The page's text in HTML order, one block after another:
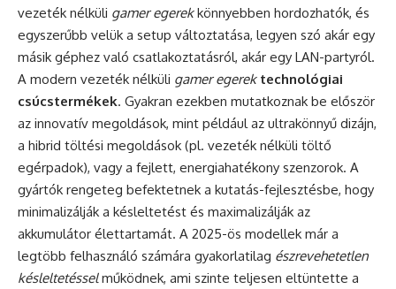
vezeték nélküli gamer egerekkönnyebben hordozhatók, és
egyszerűbb velük a setup változtatása, legyen szó akár egy
másik géphez való csatlakoztatásról, akár egy LAN-partyról.
A modern vezeték nélküli gamer egerek technológiai
csúcstermékek. Gyakran ezekben mutatkoznak be először
az innovatív megoldások, mint például az ultrakönnyű dizájn,
a hibrid töltési megoldások (pl. vezeték nélküli töltő
egérpadok), vagy a fejlett, energiahatékony szenzorok. A
gyártók rengeteg befektetnek a kutatás-fejlesztésbe, hogy
minimalizálják a késleltetést és maximalizálják az
akkumulátor élettartamát. A 2025-ös modellek már a
legtöbb felhasználó számára gyakorlatilag észrevehetetlen
késleltetésselműködnek, ami szinte teljesen eltüntette a